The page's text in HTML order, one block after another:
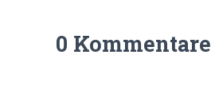
0 Kommentare